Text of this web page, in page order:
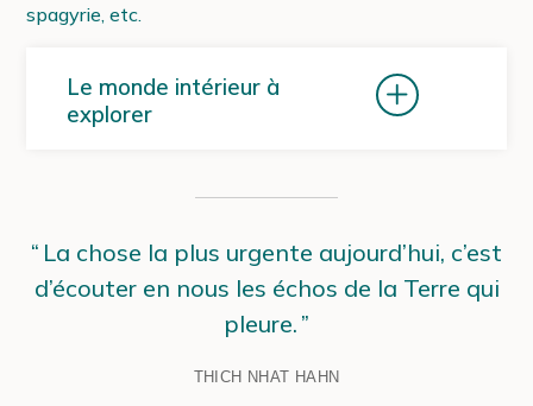
spagyrie, etc.
Le monde intérieur à
explorer
La chose la plus urgente aujourd’hui, c’est
d’écouter en nous les échos de la Terre qui
pleure.
THICH NHAT HAHN